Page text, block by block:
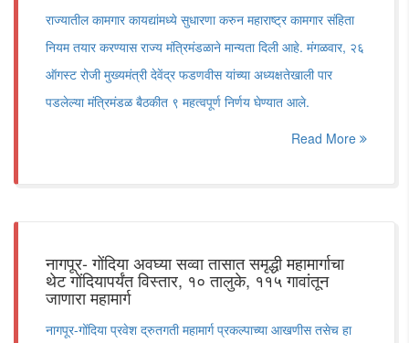
राज्यातील कामगार कायद्यांमध्ये सुधारणा करुन महाराष्ट्र कामगार संहिता
नियम तयार करण्यास राज्य मंत्रिमंडळाने मान्यता दिली आहे. मंगळवार, २६
ऑगस्ट रोजी मुख्यमंत्री देवेंद्र फडणवीस यांच्या अध्यक्षतेखाली पार
पडलेल्या मंत्रिमंडळ बैठकीत ९ महत्वपूर्ण निर्णय घेण्यात आले.
Read More
नागपूर- गोंदिया अवघ्या सव्वा तासात समृद्धी महामार्गाचा
थेट गोंदियापर्यंत विस्तार, १० तालुके, ११५ गावांतून
जाणारा महामार्ग
नागपूर-गोंदिया प्रवेश द्रुतगती महामार्ग प्रकल्पाच्या आखणीस तसेच हा